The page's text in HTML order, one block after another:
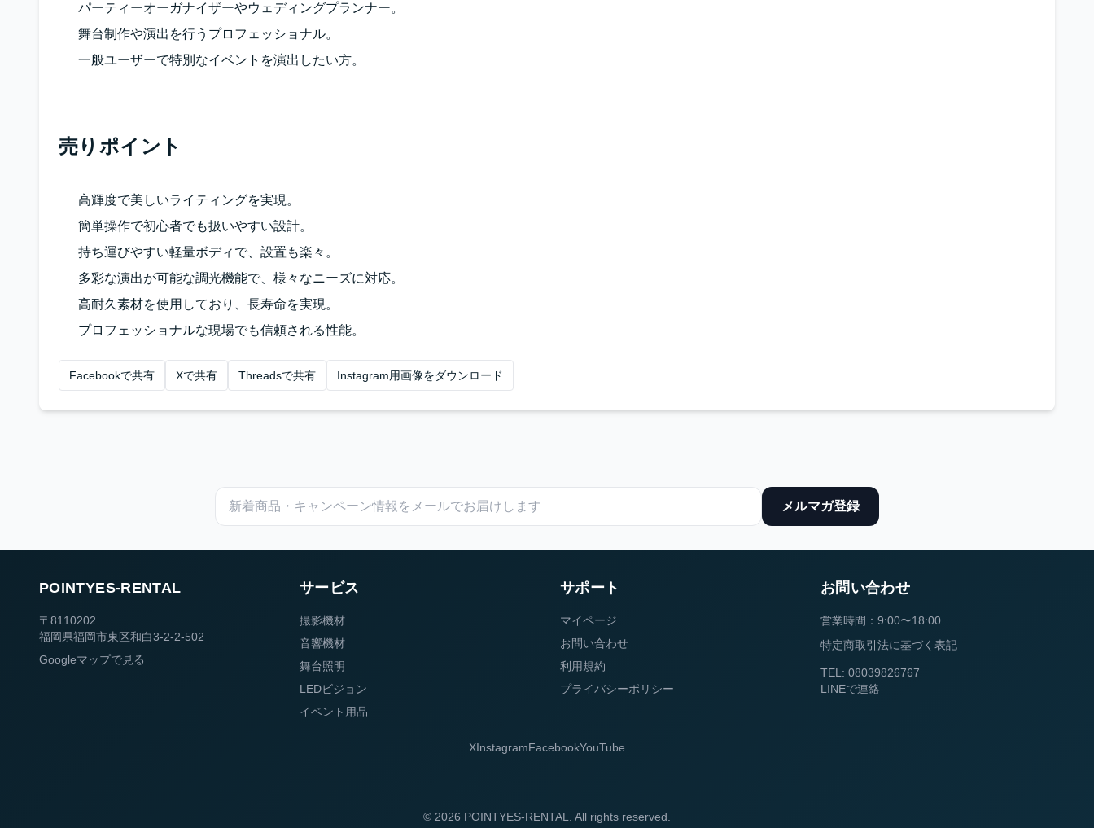
パーティーオーガナイザーやウェディングプランナー。
舞台制作や演出を行うプロフェッショナル。
一般ユーザーで特別なイベントを演出したい方。
売りポイント
高輝度で美しいライティングを実現。
簡単操作で初心者でも扱いやすい設計。
持ち運びやすい軽量ボディで、設置も楽々。
多彩な演出が可能な調光機能で、様々なニーズに対応。
高耐久素材を使用しており、長寿命を実現。
プロフェッショナルな現場でも信頼される性能。
Facebookで共有 Xで共有 Threadsで共有 Instagram用画像をダウンロード
メルマガ登録
POINTYES-RENTAL
〒8110202
福岡県福岡市東区和白3-2-2-502
Googleマップで見る
サービス
撮影機材
音響機材
舞台照明
LEDビジョン
イベント用品
サポート
マイページ
お問い合わせ
利用規約
プライバシーポリシー
お問い合わせ
営業時間：9:00〜18:00
特定商取引法に基づく表記
TEL: 08039826767
LINEで連絡
XInstagramFacebookYouTube
© 2026 POINTYES-RENTAL. All rights reserved.